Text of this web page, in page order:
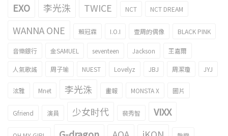
EXO 李光洙 TWICE NCT NCT DREAM
WANNA ONE 賴冠霖 I.O.I 壹周的偶像 BLACK PINK
音樂銀行 金SAMUEL seventeen Jackson 王嘉爾
人氣歌謠 周子瑜 NUEST Lovelyz JBJ 周潔瓊 JYJ
泫雅 Mnet 李光洙 畫報 MONSTA X 圖片
Gfriend 演員 少女时代 裴秀智 VIXX